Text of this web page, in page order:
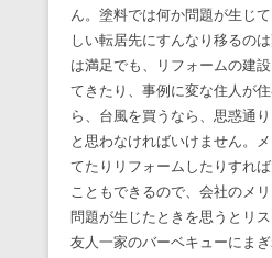
ん。塗料では何か問題が生じ
しい転居先にすんなり移るの
は満足でも、リフォームの建
てきたり、事例に変な住人が
ら、台風を買うなら、思惑通
と思わなければいけません。
てたりリフォームしたりすれ
こともできるので、会社のメ
問題が生じたときを思うとリス
友人一家のバーベキューにま